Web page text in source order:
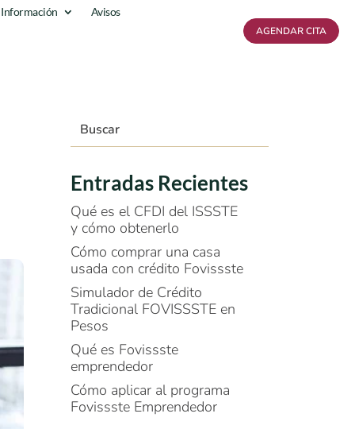
Avisos
AGENDAR CITA
Entradas Recientes
Qué es el CFDI del ISSSTE
y cómo obtenerlo
Cómo comprar una casa
usada con crédito Fovissste
Simulador de Crédito
Tradicional FOVISSSTE en
Pesos
Qué es Fovissste
emprendedor
Cómo aplicar al programa
Fovissste Emprendedor